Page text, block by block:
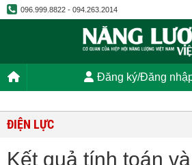
096.999.8822 - 094.263.2014
Đăng ký/Đăng
ĐIỆN LỰC
Kết quả tính toán